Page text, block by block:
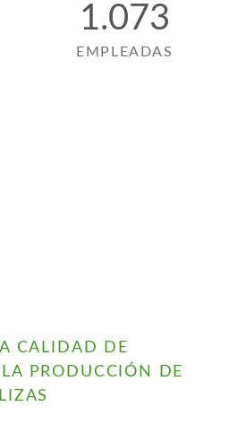
1.073
EMPLEADAS
CALIDAD DE
PRODUCCIÓN DE